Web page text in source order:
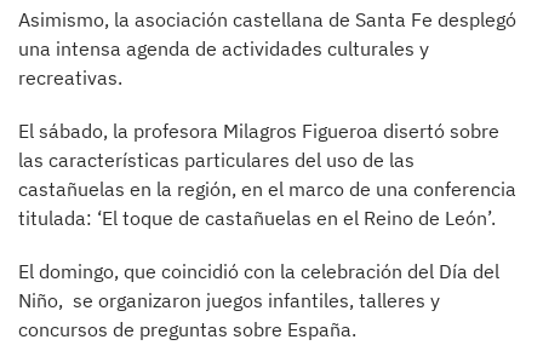
Asimismo, la asociación castellana de Santa Fe desplegó
una intensa agenda de actividades culturales y
recreativas.
El sábado, la profesora Milagros Figueroa disertó sobre
las características particulares del uso de las
castañuelas en la región, en el marco de una conferencia
titulada: ‘El toque de castañuelas en el Reino de León’.
El domingo, que coincidió con la celebración del Día del
Niño, se organizaron juegos infantiles, talleres y
concursos de preguntas sobre España.